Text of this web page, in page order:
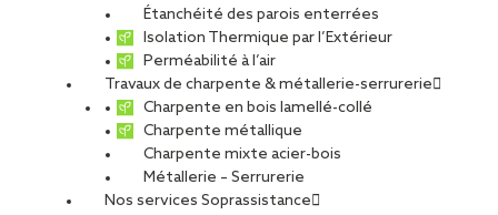
Étanchéité des parois enterrées
Isolation Thermique par l’Extérieur
Perméabilité à l’air
Travaux de charpente & métallerie-serrurerie
Charpente en bois lamellé-collé
Charpente métallique
Charpente mixte acier-bois
Métallerie – Serrurerie
Nos services Soprassistance